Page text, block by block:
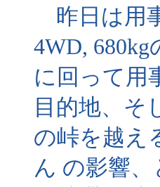
昨日は用
4WD,
に回って用
目的地、そ
の峠を越え
ん の影響